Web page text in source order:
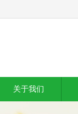
关于我们